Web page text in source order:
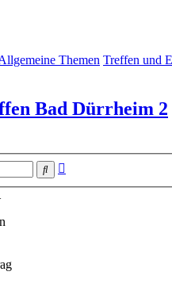
Themen Treffen und
Bad Dürrheim 2
Suche